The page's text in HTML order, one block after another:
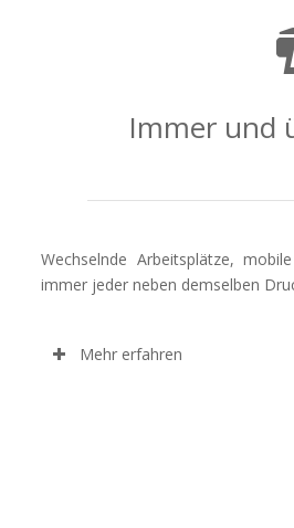
Immer und
Wechselnde Arbeitsplätze,
immer jeder neben demselben
Mehr erfahren